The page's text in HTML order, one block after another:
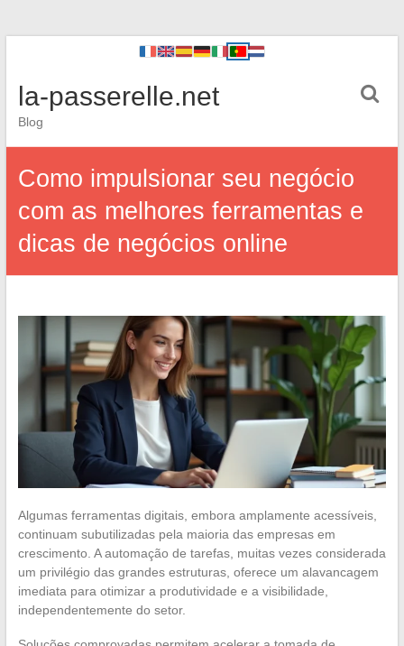
la-passerelle.net
Blog
Como impulsionar seu negócio
com as melhores ferramentas e
dicas de negócios online
Algumas ferramentas digitais, embora amplamente acessíveis,
continuam subutilizadas pela maioria das empresas em
crescimento. A automação de tarefas, muitas vezes considerada
um privilégio das grandes estruturas, oferece um alavancagem
imediata para otimizar a produtividade e a visibilidade,
independentemente do setor.